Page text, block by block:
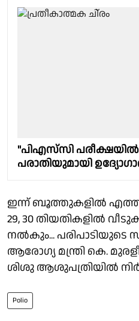
"പിഎസ്‌സി പരീക്ഷയിൽ
പരാതിയുമായി
ഇന്ന് ബൂത്തുകളില്‍
29, 30 തിയതികളില്‍
നൽകും... പരിപാടിയുടെ
ആരോഗ്യ മന്ത്രി കെ.
ശിശു ആശുപത്രിയില്‍
Polio